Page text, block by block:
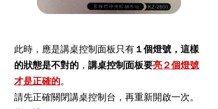
此時，應是講桌控制面板只有 １個燈號，這樣
的狀態是不對的 ，講桌控制面板要亮２個燈號
才是正確的。
請先正確關閉講桌控制台，再重新開啟一次。